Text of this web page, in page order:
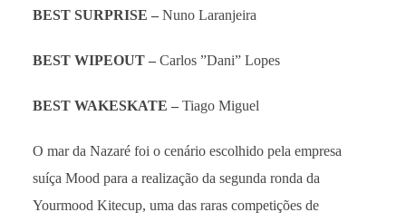
BEST SURPRISE –Nuno Laranjeira
BEST WIPEOUT –Carlos ”Dani” Lopes
BEST WAKESKATE –Tiago Miguel
O mar da Nazaré foi o cenário escolhido pela empresa
suíça Mood para a realização da segunda ronda da
Yourmood Kitecup, uma das raras competições de